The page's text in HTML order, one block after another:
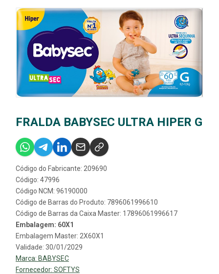
FRALDA BABYSEC ULTRA HIPER G
Código do Fabricante: 209690
Código: 47996
Código NCM: 96190000
Código de Barras do Produto: 7896061996610
Código de Barras da Caixa Master: 17896061996617
Embalagem: 60X1
Embalagem Master: 2X60X1
Validade: 30/01/2029
Marca: BABYSEC
Fornecedor: SOFTYS